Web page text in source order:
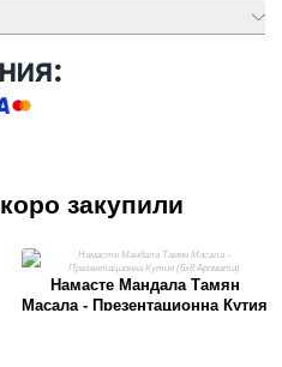
закупили
Намасте Мандала Тамян
Масала - Презентационна Кутия